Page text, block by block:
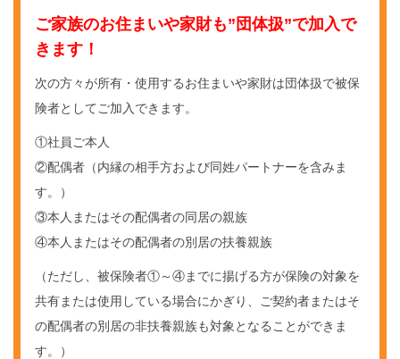
ご家族のお住まいや家財も”団体扱”で加入で
きます！
次の方々が所有・使用するお住まいや家財は団体扱で被保
険者としてご加入できます。
①社員ご本人
②配偶者（内縁の相手方および同姓パートナーを含みま
す。）
③本人またはその配偶者の同居の親族
④本人またはその配偶者の別居の扶養親族
（ただし、被保険者①～④までに揚げる方が保険の対象を
共有または使用している場合にかぎり、ご契約者またはそ
の配偶者の別居の非扶養親族も対象となることができま
す。）